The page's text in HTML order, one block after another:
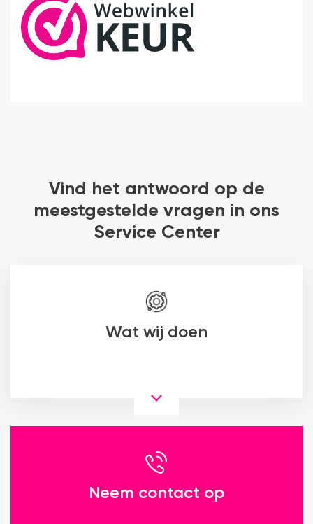
Vind het antwoord op de
meestgestelde vragen in ons
Service Center
Wat wij doen
Neem contact op